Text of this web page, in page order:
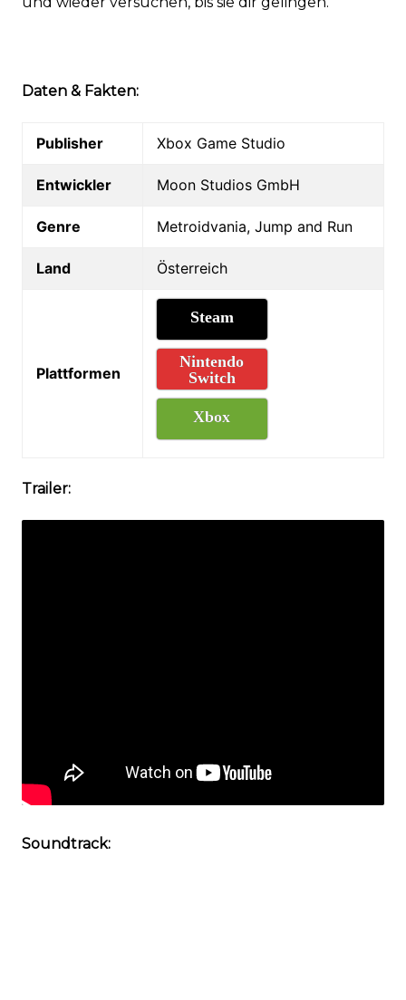
Daten & Fakten:
Publisher Xbox Game Studio
Entwickler Moon Studios GmbH
Genre Metroidvania, Jump and Run
Land Österreich
Plattformen
Steam
Nintendo
Switch
Xbox
Trailer:
Soundtrack: